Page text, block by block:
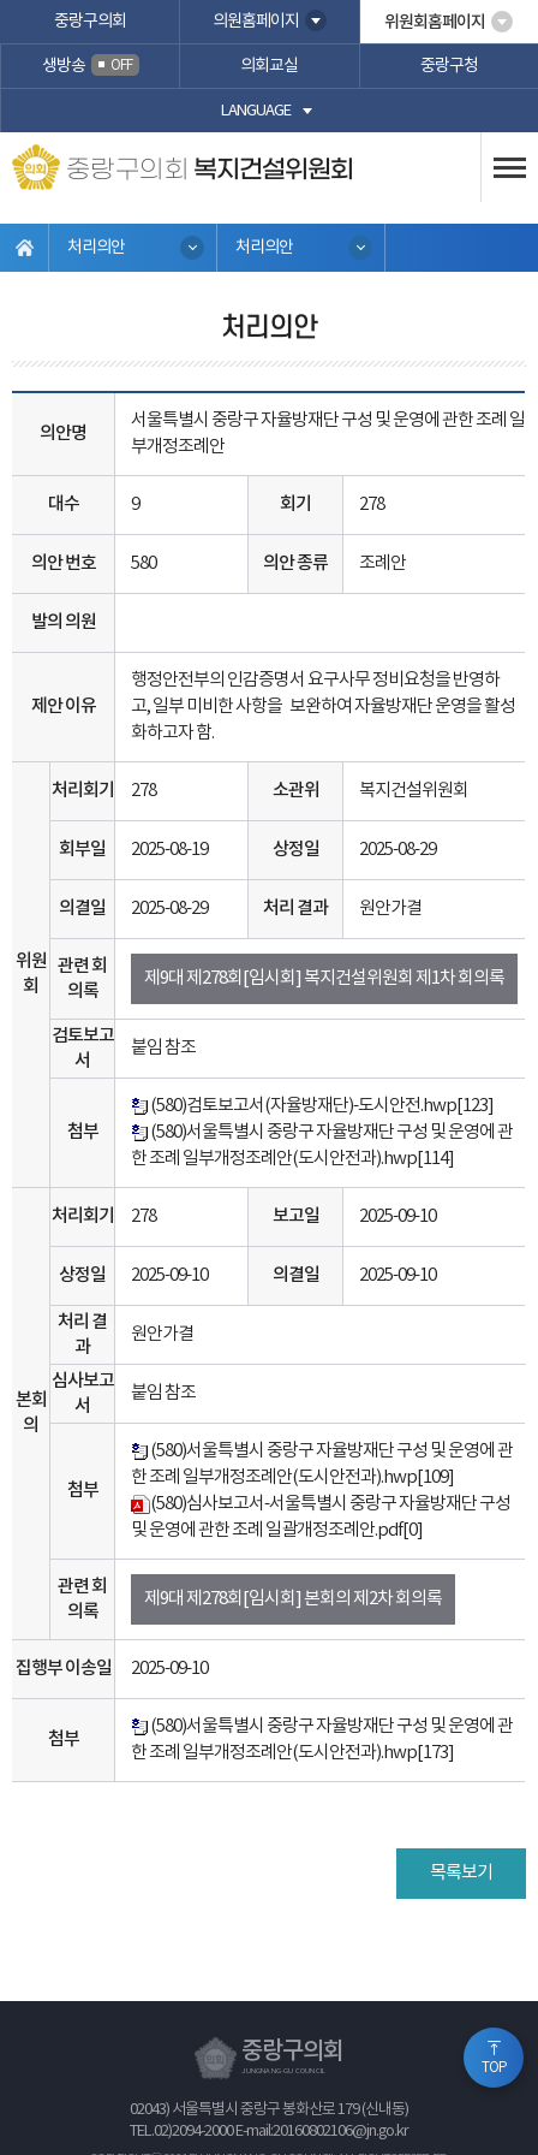
본문바로가기
중랑구의회 의원홈페이지 위원회홈페이지
생방송 OFF 의회교실 중랑구청
LANGUAGE
중랑구의회 복지건설위원회
처리의안 처리의안
처리의안
의안명
서울특별시 중랑구 자율방재단 구성 및 운영에 관한 조례 일
부개정조례안
대수 9 회기 278
의안 번호 580 의안 종류 조례안
발의 의원
제안 이유
행정안전부의 인감증명서 요구사무 정비요청을 반영하
고, 일부 미비한 사항을 보완하여 자율방재단 운영을 활성
화하고자 함.
위원
회
처리회기 278 소관위 복지건설위원회
회부일 2025-08-19 상정일 2025-08-29
의결일 2025-08-29 처리 결과 원안가결
관련 회
의록
제9대 제278회[임시회] 복지건설위원회 제1차 회의록
검토보고
서
붙임 참조
첨부
(580)검토보고서(자율방재단)-도시안전.hwp[123]
(580)서울특별시 중랑구 자율방재단 구성 및 운영에 관
한 조례 일부개정조례안(도시안전과).hwp[114]
본회
의
처리회기 278 보고일 2025-09-10
상정일 2025-09-10 의결일 2025-09-10
처리 결
과
원안가결
심사보고
서
붙임 참조
첨부
(580)서울특별시 중랑구 자율방재단 구성 및 운영에 관
한 조례 일부개정조례안(도시안전과).hwp[109]
(580)심사보고서-서울특별시 중랑구 자율방재단 구성
및 운영에 관한 조례 일괄개정조례안.pdf[0]
관련 회
의록
제9대 제278회[임시회] 본회의 제2차 회의록
집행부 이송일 2025-09-10
첨부
(580)서울특별시 중랑구 자율방재단 구성 및 운영에 관
한 조례 일부개정조례안(도시안전과).hwp[173]
목록보기
TOP
중랑구의회
JUNGNANG-GU COUNCIL
02043) 서울특별시 중랑구 봉화산로 179 (신내동)
TEL.02)2094-2000 E-mail:20160802106@jn.go.kr